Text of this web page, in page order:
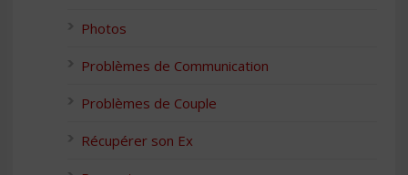
Photos
Problèmes de Communication
Problèmes de Couple
Récupérer son Ex